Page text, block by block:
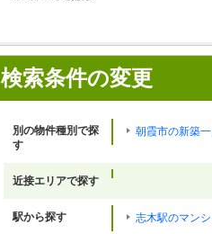
検索条件の変更
別の物件種別で探
す
朝霞市の新築
近接エリアで探す
駅から探す 志木駅のマン